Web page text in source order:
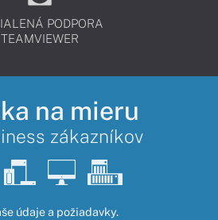
PODPORA
TEAMVIEWER
na mieru
zákazníkov
údaje a požiadavky.